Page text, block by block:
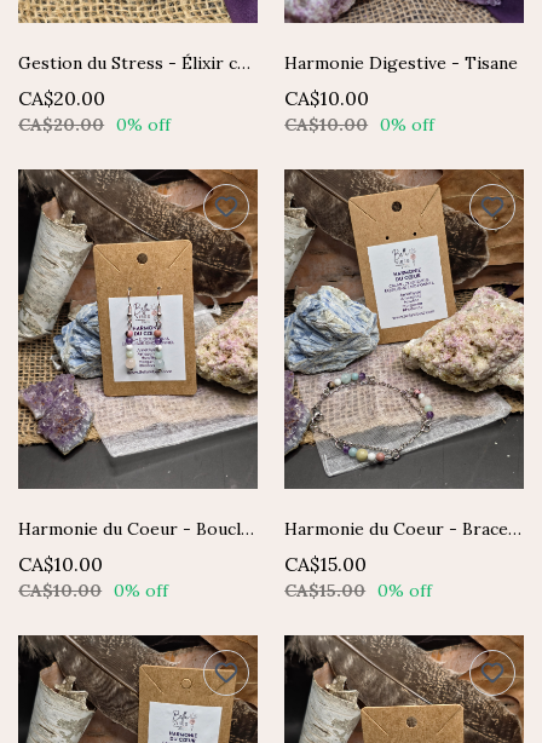
Gestion du Stress - Élixir composé Fleurs de Bach
CA$20.00
CA$20.00 0% off
Harmonie Digestive - Tisane
CA$10.00
CA$10.00 0% off
Harmonie du Coeur - Boucles d'oreilles
CA$10.00
CA$10.00 0% off
Harmonie du Coeur - Bracelet
CA$15.00
CA$15.00 0% off